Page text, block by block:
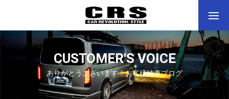
CUSTOMER'S VOICE
ありがとうございます！お客様納車ブログ